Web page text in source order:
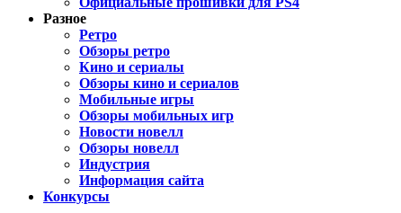
Разное
Ретро
Обзоры ретро
Кино и сериалы
Обзоры кино и сериалов
Мобильные игры
Обзоры мобильных игр
Новости новелл
Обзоры новелл
Индустрия
Информация сайта
Конкурсы